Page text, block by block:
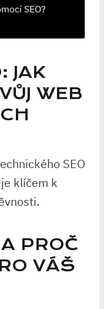
SEO?
JAK
WEB
SEO
klíčem k
PROČ
VÁŠ